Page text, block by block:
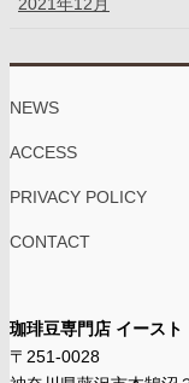
2021年12月
NEWS
ACCESS
PRIVACY POLICY
CONTACT
珈琲豆専門店 イースト
〒251-0028